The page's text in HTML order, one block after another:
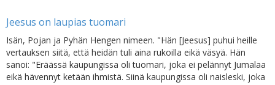
Jeesus on laupias tuomari
Isän, Pojan ja Pyhän Hengen nimeen. "Hän [Jeesus] puhui heille
vertauksen siitä, että heidän tuli aina rukoilla eikä väsyä. Hän
sanoi: "Eräässä kaupungissa oli tuomari, joka ei pelännyt Jumalaa
eikä hävennyt ketään ihmistä. Siinä kaupungissa oli naisleski, joka